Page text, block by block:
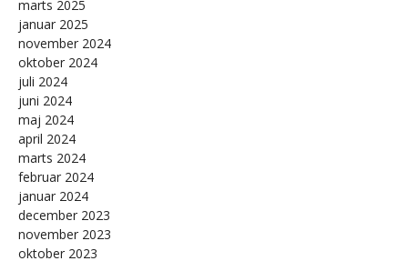
marts 2025
januar 2025
november 2024
oktober 2024
juli 2024
juni 2024
maj 2024
april 2024
marts 2024
februar 2024
januar 2024
december 2023
november 2023
oktober 2023